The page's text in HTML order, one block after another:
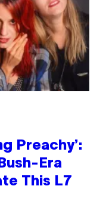
Preachy’:
Era
This L7